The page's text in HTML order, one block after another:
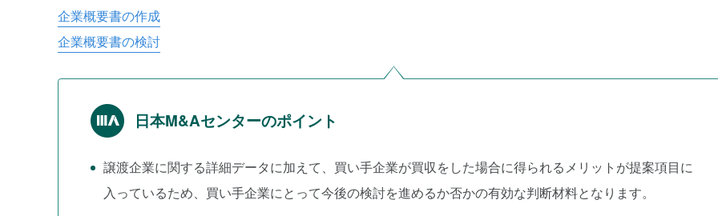
企業概要書の作成
企業概要書の検討
日本M&Aセンターのポイント
譲渡企業に関する詳細データに加えて、買い手企業が買収をした場合に得られるメリットが提案項目に
入っているため、買い手企業にとって今後の検討を進めるか否かの有効な判断材料となります。